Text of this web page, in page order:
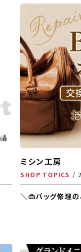
ミシン工房
SHOP TOPICS
＼👜バッグ修理